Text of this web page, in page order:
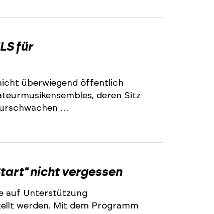
für
überwiegend öffentlich
deren Sitz
…
nicht vergessen
auf Unterstützung
werden. Mit dem Programm